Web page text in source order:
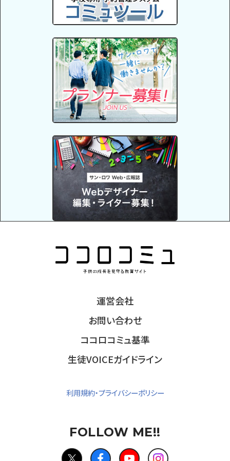
運営会社
お問い合わせ
ココロコミュ基準
生徒VOICEガイドライン
FOLLOW ME!!
利用規約・プライバシーポリシー